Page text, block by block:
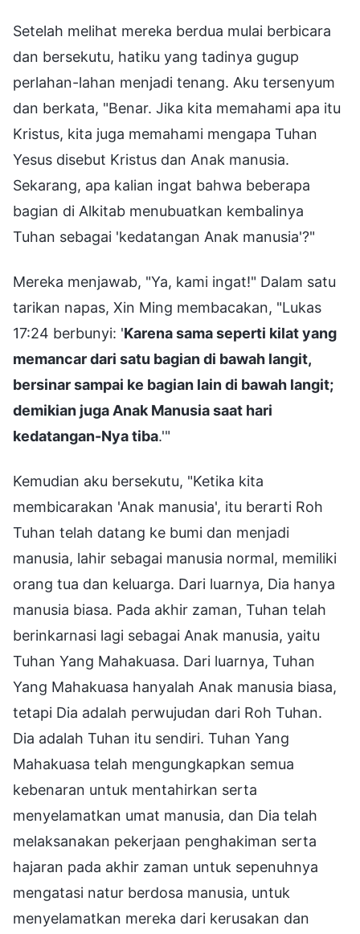
Setelah melihat mereka berdua mulai berbicara
dan bersekutu, hatiku yang tadinya gugup
perlahan-lahan menjadi tenang. Aku tersenyum
dan berkata, "Benar. Jika kita memahami apa itu
Kristus, kita juga memahami mengapa Tuhan
Yesus disebut Kristus dan Anak manusia.
Sekarang, apa kalian ingat bahwa beberapa
bagian di Alkitab menubuatkan kembalinya
Tuhan sebagai 'kedatangan Anak manusia'?"
Mereka menjawab, "Ya, kami ingat!" Dalam satu
tarikan napas, Xin Ming membacakan, "Lukas
17:24 berbunyi: 'Karena sama seperti kilat yang
memancar dari satu bagian di bawah langit,
bersinar sampai ke bagian lain di bawah langit;
demikian juga Anak Manusia saat hari
kedatangan-Nya tiba.'"
Kemudian aku bersekutu, "Ketika kita
membicarakan 'Anak manusia', itu berarti Roh
Tuhan telah datang ke bumi dan menjadi
manusia, lahir sebagai manusia normal, memiliki
orang tua dan keluarga. Dari luarnya, Dia hanya
manusia biasa. Pada akhir zaman, Tuhan telah
berinkarnasi lagi sebagai Anak manusia, yaitu
Tuhan Yang Mahakuasa. Dari luarnya, Tuhan
Yang Mahakuasa hanyalah Anak manusia biasa,
tetapi Dia adalah perwujudan dari Roh Tuhan.
Dia adalah Tuhan itu sendiri. Tuhan Yang
Mahakuasa telah mengungkapkan semua
kebenaran untuk mentahirkan serta
menyelamatkan umat manusia, dan Dia telah
melaksanakan pekerjaan penghakiman serta
hajaran pada akhir zaman untuk sepenuhnya
mengatasi natur berdosa manusia, untuk
menyelamatkan mereka dari kerusakan dan